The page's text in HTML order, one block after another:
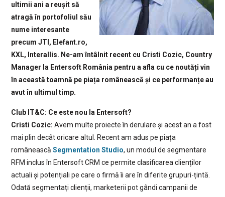
ultimii ani a reușit să
atragă în portofoliul său
nume interesante
precum JTI, Elefant.ro,
KXL, Interallis. Ne-am întâlnit recent cu Cristi Cozic, Country
Manager la Entersoft România pentru a afla cu ce noutăți vin
în această toamnă pe piața românească și ce performanțe au
avut în ultimul timp.
Club IT&C: Ce este nou la Entersoft?
Cristi Cozic: Avem multe proiecte în derulare și acest an a fost
mai plin decât oricare altul. Recent am adus pe piața
românească Segmentation Studio, un modul de segmentare
RFM inclus în Entersoft CRM ce permite clasificarea clienților
actuali și potențiali pe care o firmă îi are în diferite grupuri-țintă.
Odată segmentați clienții, marketerii pot gândi campanii de